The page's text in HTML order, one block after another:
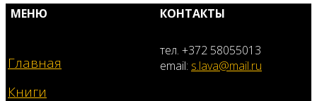
МЕНЮ КОНТАКТЫ
Главная
Книги
тел. +372 58055013
email: s.lava@mail.ru